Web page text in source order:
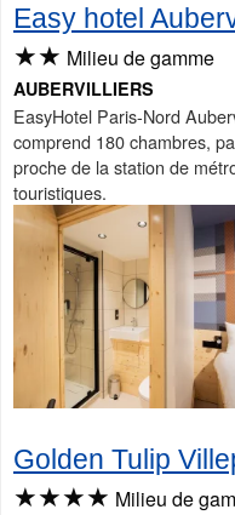
Easy hotel
★★ Milieu de gamme
AUBERVILLIERS
EasyHotel Paris-Nord
comprend 180 chambres,
proche de la station de
touristiques.
Golden Tulip
★★★★ Milieu de